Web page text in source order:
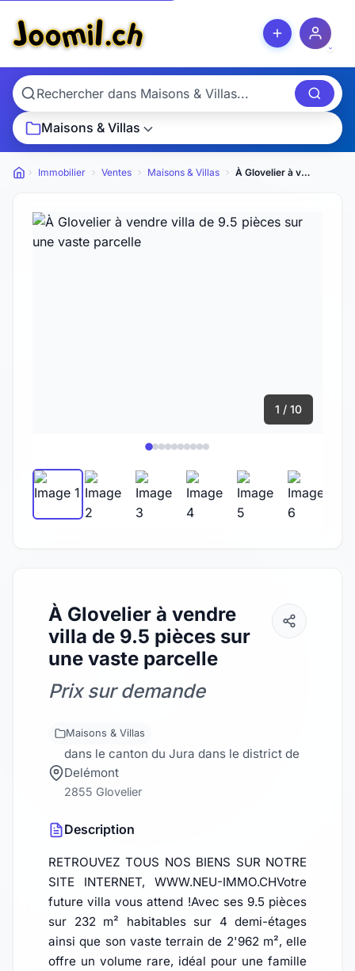
Maisons & Villas
Petites annonces
Immobilier Ventes Maisons & Villas À Glovelier à vendre villa de 9.5 pièces sur une vaste parcelle
1 / 10
À Glovelier à vendre
villa de 9.5 pièces sur
une vaste parcelle
Prix sur demande
Maisons & Villas
dans le canton du Jura dans le district de
Delémont
2855 Glovelier
Description
RETROUVEZ TOUS NOS BIENS SUR NOTRE
SITE INTERNET, WWW.NEU-IMMO.CHVotre
future villa vous attend !Avec ses 9.5 pièces
sur 232 m² habitables sur 4 demi-étages
ainsi que son vaste terrain de 2'962 m², elle
offre un volume rare, idéal pour une famille